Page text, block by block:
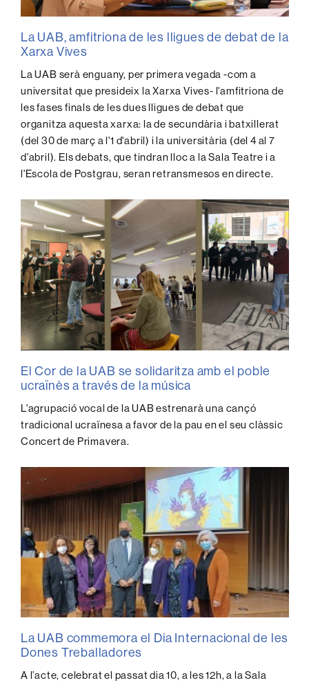
La UAB, amfitriona de les lligues de debat de la
Xarxa Vives
La UAB serà enguany, per primera vegada -com a
universitat que presideix la Xarxa Vives- l'amfitriona de
les fases finals de les dues lligues de debat que
organitza aquesta xarxa: la de secundària i batxillerat
(del 30 de març a l'1 d'abril) i la universitària (del 4 al 7
d'abril). Els debats, que tindran lloc a la Sala Teatre i a
l'Escola de Postgrau, seran retransmesos en directe.
El Cor de la UAB se solidaritza amb el poble
ucraïnès a través de la música
L'agrupació vocal de la UAB estrenarà una cançó
tradicional ucraïnesa a favor de la pau en el seu clàssic
Concert de Primavera.
La UAB commemora el Dia Internacional de les
Dones Treballadores
A l’acte, celebrat el passat dia 10, a les 12h, a la Sala